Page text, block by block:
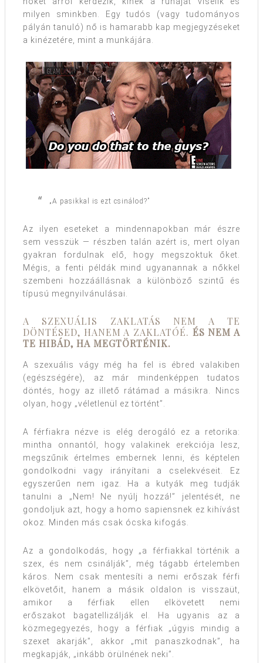
milyen sminkben. Egy tudós (vagy tudományos
pályán tanuló) nő is hamarabb kap megjegyzéseket
a kinézetére, mint a munkájára.
„A pasikkal is ezt csinálod?”
Az ilyen eseteket a mindennapokban már észre
sem vesszük — részben talán azért is, mert olyan
gyakran fordulnak elő, hogy megszoktuk őket.
Mégis, a fenti példák mind ugyanannak a nőkkel
szembeni hozzáállásnak a különböző szintű és
típusú megnyilvánulásai.
A SZEXUÁLIS ZAKLATÁS NEM A TE
DÖNTÉSED, HANEM A ZAKLATÓÉ. ÉS NEM A
TE HIBÁD, HA MEGTÖRTÉNIK.
A szexuális vágy még ha fel is ébred valakiben
(egészségére), az már mindenképpen tudatos
döntés, hogy az illető rátámad a másikra. Nincs
olyan, hogy „véletlenül ez történt”.
A férfiakra nézve is elég derogáló ez a retorika:
mintha onnantól, hogy valakinek erekciója lesz,
megszűnik értelmes embernek lenni, és képtelen
gondolkodni vagy irányítani a cselekvéseit. Ez
egyszerűen nem igaz. Ha a kutyák meg tudják
tanulni a „Nem! Ne nyúlj hozzá!” jelentését, ne
gondoljuk azt, hogy a homo sapiensnek ez kihívást
okoz. Minden más csak ócska kifogás.
Az a gondolkodás, hogy „a férfiakkal történik a
szex, és nem csinálják”, még tágabb értelemben
káros. Nem csak mentesíti a nemi erőszak férfi
elkövetőit, hanem a másik oldalon is visszaüt,
amikor a férfiak ellen elkövetett nemi
erőszakot bagatellizálják el. Ha ugyanis az a
közmegegyezés, hogy a férfiak „úgyis mindig a
szexet akarják”, akkor „mit panaszkodnak”, ha
megkapják, „inkább örülnének neki”.